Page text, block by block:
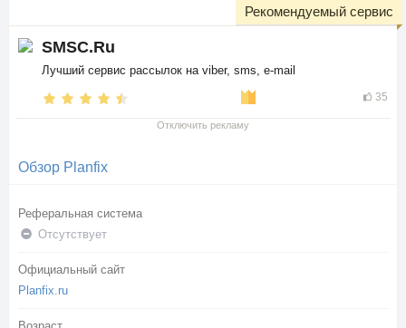
SMSC.Ru
Лучший сервис рассылок на viber, sms, e-mail
35
Рекомендуемый сервис
Отключить рекламу
Обзор Planfix
Реферальная система
Отсутствует
Официальный сайт
Planfix.ru